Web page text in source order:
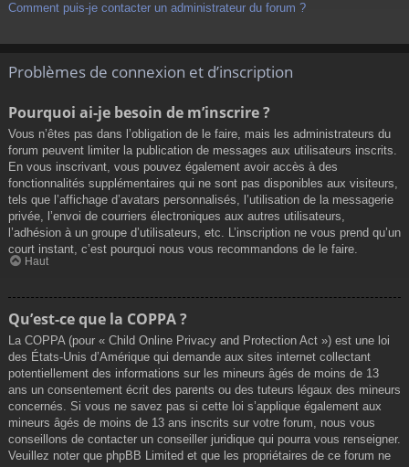
Comment puis-je contacter un administrateur du forum ?
Problèmes de connexion et d’inscription
Pourquoi ai-je besoin de m’inscrire ?
Vous n’êtes pas dans l’obligation de le faire, mais les administrateurs du
forum peuvent limiter la publication de messages aux utilisateurs inscrits.
En vous inscrivant, vous pouvez également avoir accès à des
fonctionnalités supplémentaires qui ne sont pas disponibles aux visiteurs,
tels que l’affichage d’avatars personnalisés, l’utilisation de la messagerie
privée, l’envoi de courriers électroniques aux autres utilisateurs,
l’adhésion à un groupe d’utilisateurs, etc. L’inscription ne vous prend qu’un
court instant, c’est pourquoi nous vous recommandons de le faire.
Haut
Qu’est-ce que la COPPA ?
La COPPA (pour « Child Online Privacy and Protection Act ») est une loi
des États-Unis d’Amérique qui demande aux sites internet collectant
potentiellement des informations sur les mineurs âgés de moins de 13
ans un consentement écrit des parents ou des tuteurs légaux des mineurs
concernés. Si vous ne savez pas si cette loi s’applique également aux
mineurs âgés de moins de 13 ans inscrits sur votre forum, nous vous
conseillons de contacter un conseiller juridique qui pourra vous renseigner.
Veuillez noter que phpBB Limited et que les propriétaires de ce forum ne